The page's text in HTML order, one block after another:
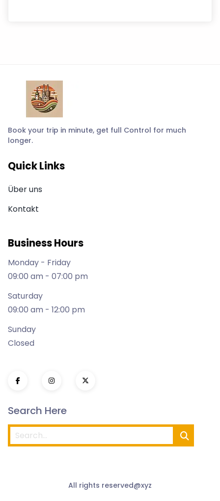
Book your trip in minute, get full Control for much
longer.
Quick Links
Über uns
Kontakt
Business Hours
Monday - Friday
09:00 am - 07:00 pm
Saturday
09:00 am - 12:00 pm
Sunday
Closed
Search Here
All rights reserved@xyz